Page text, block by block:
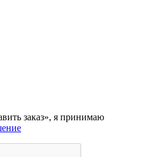
заказ», я принимаю